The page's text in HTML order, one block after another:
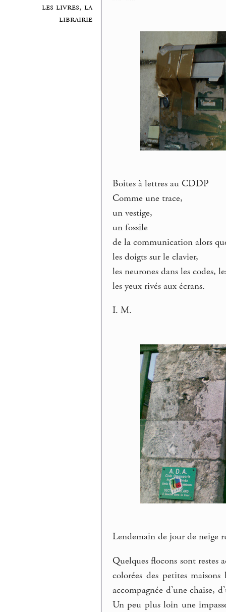
les livres, la
librairie
Boites à lettres au CDDP
Comme une trace,
un vestige,
un fossile
de la communication alors
les doigts sur le clavier,
les neurones dans les codes,
les yeux rivés aux écrans.
I. M.
Lendemain de jour de neige
Quelques flocons sont restes
colorées des petites
accompagnée d’une chaise,
Un peu plus loin une